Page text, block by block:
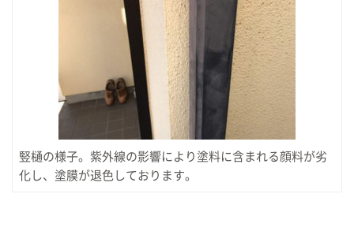
竪樋の様子。紫外線の影響により塗料に含まれる顔料が劣
化し、塗膜が退色しております。